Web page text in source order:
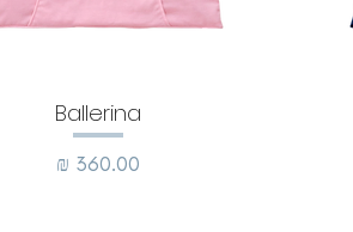
Ballerina
מחיר